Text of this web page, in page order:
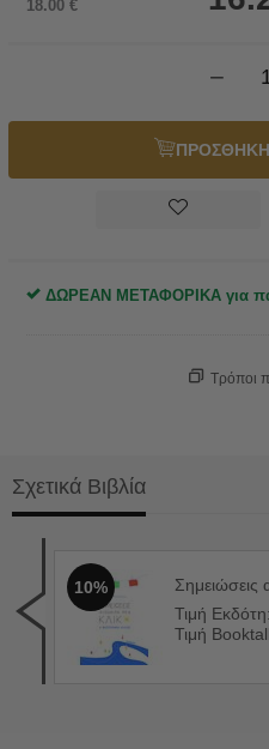
18.00 €
−
ΔΩΡΕΑΝ ΜΕΤΑΦΟΡΙΚΑ για
Τρόποι
Σχετικά Βιβλία
10%
Σημειώσεις
Τιμή Εκδότη:
Τιμή